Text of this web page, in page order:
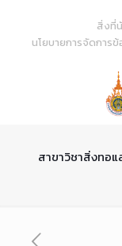
Content
สิ่งที่
นโยบายการจัดการข้
สาขาวิชาสิ่งทอแ